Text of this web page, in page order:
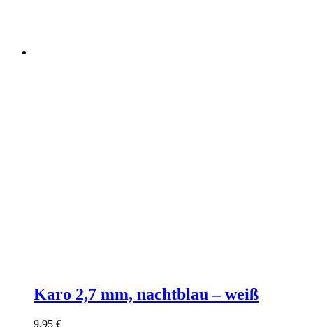
Karo 2,7 mm, nachtblau – weiß
9,95 €